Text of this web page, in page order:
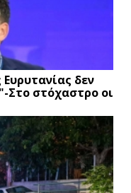
δεν
Στο στόχαστρο οι